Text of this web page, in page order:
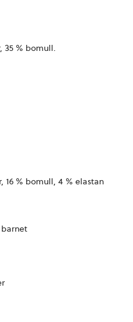
35 % bomull.
16 % bomull, 4 % elastan